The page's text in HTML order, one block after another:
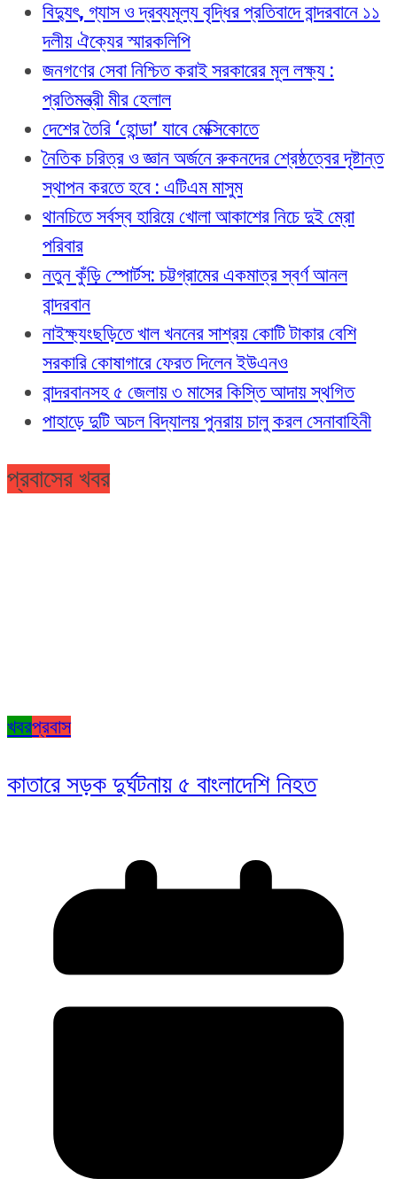
বিদ্যুৎ, গ্যাস ও দ্রব্যমূল্য বৃদ্ধির প্রতিবাদে বান্দরবানে ১১
দলীয় ঐক্যের স্মারকলিপি
জনগণের সেবা নিশ্চিত করাই সরকারের মূল লক্ষ্য :
প্রতিমন্ত্রী মীর হেলাল
দেশের তৈরি ‘হোন্ডা’ যাবে মেক্সিকোতে
নৈতিক চরিত্র ও জ্ঞান অর্জনে রুকনদের শ্রেষ্ঠত্বের দৃষ্টান্ত
স্থাপন করতে হবে : এটিএম মাসুম
থানচিতে সর্বস্ব হারিয়ে খোলা আকাশের নিচে দুই ম্রো
পরিবার
নতুন কুঁড়ি স্পোর্টস: চট্টগ্রামের একমাত্র স্বর্ণ আনল
বান্দরবান
নাইক্ষ্যংছড়িতে খাল খননের সাশ্রয় কোটি টাকার বেশি
সরকারি কোষাগারে ফেরত দিলেন ইউএনও
বান্দরবানসহ ৫ জেলায় ৩ মাসের কিস্তি আদায় স্থগিত
পাহাড়ে দুটি অচল বিদ্যালয় পুনরায় চালু করল সেনাবাহিনী
প্রবাসের খবর
খবরপ্রবাস
কাতারে সড়ক দুর্ঘটনায় ৫ বাংলাদেশি নিহত